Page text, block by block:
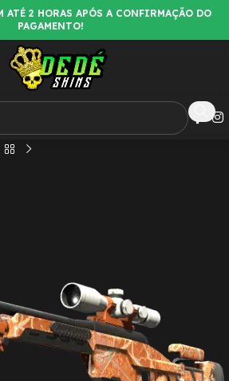
ATÉ 2 HORAS APÓS A CONFIRMAÇÃO DO
PAGAMENTO!